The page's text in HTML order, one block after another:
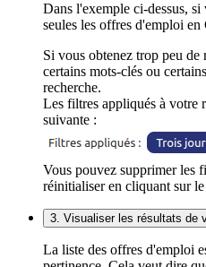
Dans l'exemple ci-dessus,
seules les offres d'emploi
Si vous obtenez trop peu
certains mots-clés ou
recherche.
Les filtres appliqués à votre
suivante :
Vous pouvez supprimer les
réinitialiser en cliquant sur
3. Visualiser les résultats de
La liste des offres d'emploi